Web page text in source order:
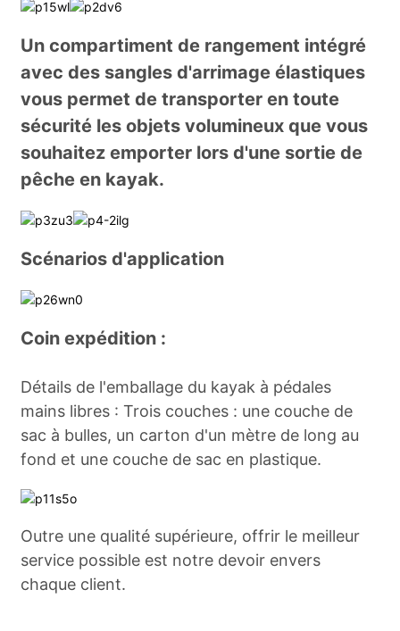
Un compartiment de rangement intégré
avec des sangles d'arrimage élastiques
vous permet de transporter en toute
sécurité les objets volumineux que vous
souhaitez emporter lors d'une sortie de
pêche en kayak.
Scénarios d'application
Coin expédition :
Détails de l'emballage du kayak à pédales
mains libres : Trois couches : une couche de
sac à bulles, un carton d'un mètre de long au
fond et une couche de sac en plastique.
Outre une qualité supérieure, offrir le meilleur
service possible est notre devoir envers
chaque client.